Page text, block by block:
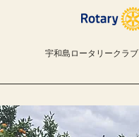
宇和島ロータリークラブ